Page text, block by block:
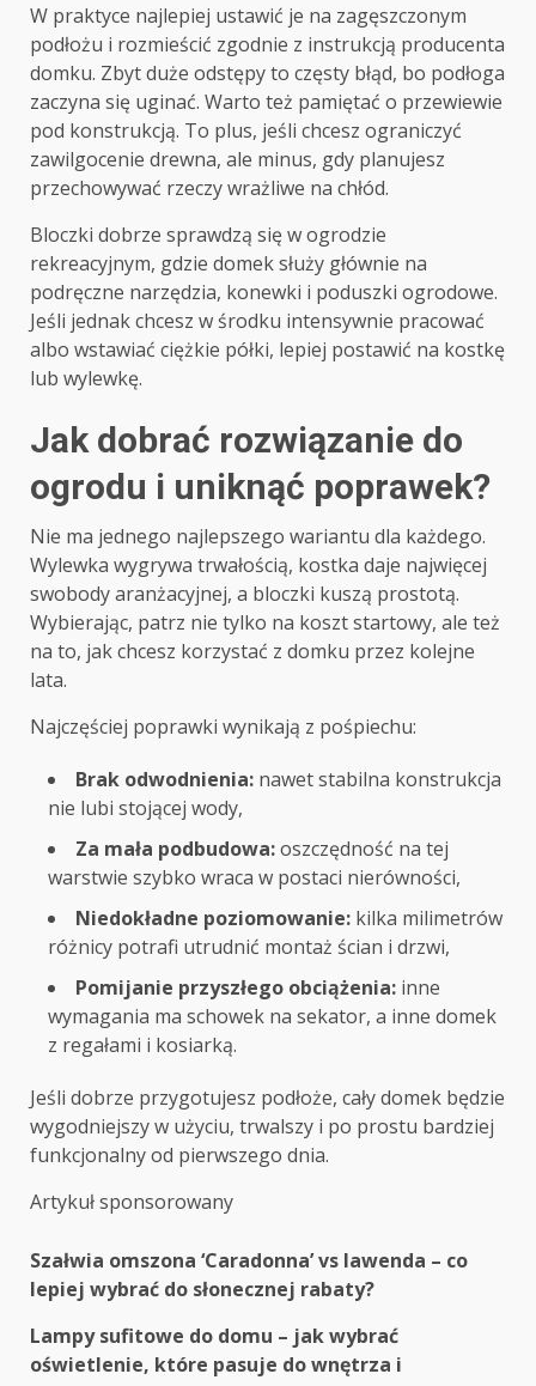
W praktyce najlepiej ustawić je na zagęszczonym
podłożu i rozmieścić zgodnie z instrukcją producenta
domku. Zbyt duże odstępy to częsty błąd, bo podłoga
zaczyna się uginać. Warto też pamiętać o przewiewie
pod konstrukcją. To plus, jeśli chcesz ograniczyć
zawilgocenie drewna, ale minus, gdy planujesz
przechowywać rzeczy wrażliwe na chłód.
Bloczki dobrze sprawdzą się w ogrodzie
rekreacyjnym, gdzie domek służy głównie na
podręczne narzędzia, konewki i poduszki ogrodowe.
Jeśli jednak chcesz w środku intensywnie pracować
albo wstawiać ciężkie półki, lepiej postawić na kostkę
lub wylewkę.
Jak dobrać rozwiązanie do
ogrodu i uniknąć poprawek?
Nie ma jednego najlepszego wariantu dla każdego.
Wylewka wygrywa trwałością, kostka daje najwięcej
swobody aranżacyjnej, a bloczki kuszą prostotą.
Wybierając, patrz nie tylko na koszt startowy, ale też
na to, jak chcesz korzystać z domku przez kolejne
lata.
Najczęściej poprawki wynikają z pośpiechu:
Brak odwodnienia: nawet stabilna konstrukcja
nie lubi stojącej wody,
Za mała podbudowa:oszczędność na tej
warstwie szybko wraca w postaci nierówności,
Niedokładne poziomowanie: kilka milimetrów
różnicy potrafi utrudnić montaż ścian i drzwi,
Pomijanie przyszłego obciążenia: inne
wymagania ma schowek na sekator, a inne domek
z regałami i kosiarką.
Jeśli dobrze przygotujesz podłoże, cały domek będzie
wygodniejszy w użyciu, trwalszy i po prostu bardziej
funkcjonalny od pierwszego dnia.
Artykuł sponsorowany
Post
navigation
Szałwia omszona ‘Caradonna’ vs lawenda – co
lepiej wybrać do słonecznej rabaty?
Lampy sufitowe do domu – jak wybrać
oświetlenie, które pasuje do wnętrza i